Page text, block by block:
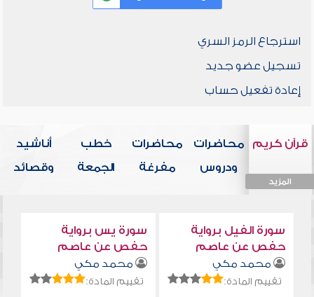
استرجاع الرمز السري
تسجيل عضو جديد
إعادة تفعيل حساب
قرآن كريم
المزيد
محاضرات
ودروس
محاضرات
مفرغة
خطب
الجمعة
أناشيد
وقصائد
سورة الفيل برواية
حفص عن عاصم
محمد مكي
تقييم المادة:
سورة يس برواية
حفص عن عاصم
محمد مكي
تقييم المادة: